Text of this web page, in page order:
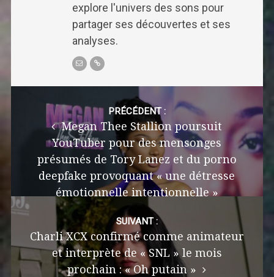
explore l'univers des sons pour
partager ses découvertes et ses
analyses.
navigation
PRÉCÉDENT :
Megan Thee Stallion poursuit
YouTuber pour des mensonges
présumés de Tory Lanez et du porno
deepfake provoquant « une détresse
émotionnelle intentionnelle »
SUIVANT :
Charli XCX confirmé comme animateur
et interprète de « SNL » le mois
prochain : « Oh putain »